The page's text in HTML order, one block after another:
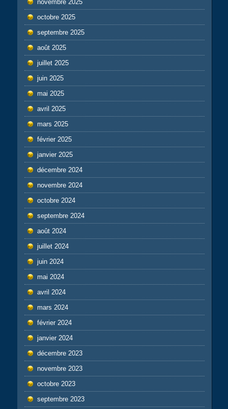
novembre 2025
octobre 2025
septembre 2025
août 2025
juillet 2025
juin 2025
mai 2025
avril 2025
mars 2025
février 2025
janvier 2025
décembre 2024
novembre 2024
octobre 2024
septembre 2024
août 2024
juillet 2024
juin 2024
mai 2024
avril 2024
mars 2024
février 2024
janvier 2024
décembre 2023
novembre 2023
octobre 2023
septembre 2023